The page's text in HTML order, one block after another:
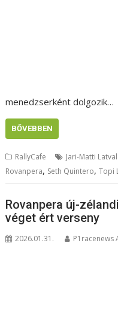
menedzserként dolgozik…
BŐVEBBEN
RallyCafe Jari-Matti
Rovanpera, Seth Quintero,Topi
Rovanpera új-
véget ért verseny
2026.01.31. P1racenews